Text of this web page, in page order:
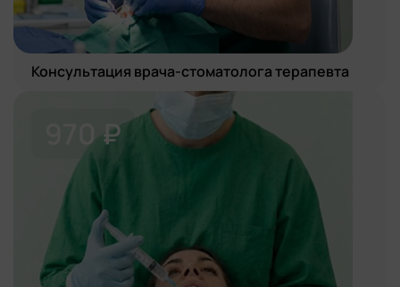
Консультация врача-стоматолога терапевта
970 ₽